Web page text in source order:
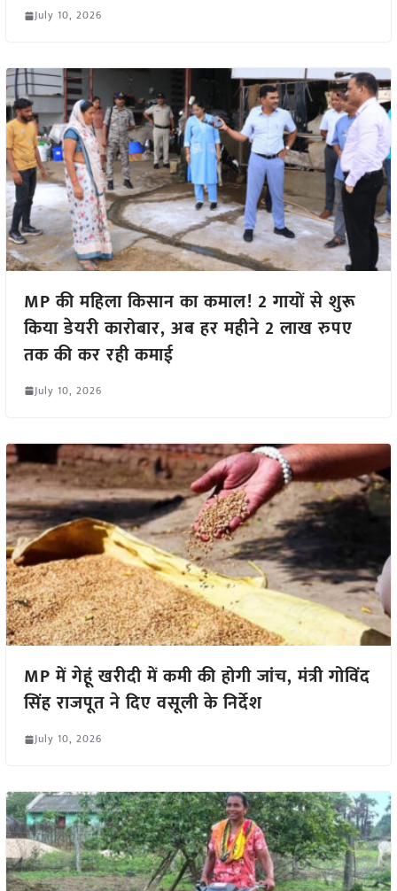
July 10, 2026
MP की महिला किसान का कमाल! 2 गायों से शुरू
किया डेयरी कारोबार, अब हर महीने 2 लाख रुपए
तक की कर रही कमाई
July 10, 2026
MP में गेहूं खरीदी में कमी की होगी जांच, मंत्री गोविंद
सिंह राजपूत ने दिए वसूली के निर्देश
July 10, 2026